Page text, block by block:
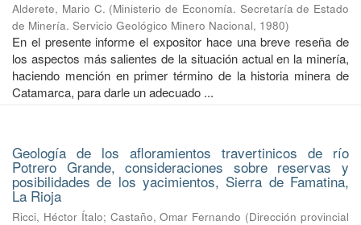
Alderete, Mario C. (Ministerio de Economía. Secretaría de Estado
de Minería. Servicio Geológico Minero Nacional, 1980)
En el presente informe el expositor hace una breve reseña de
los aspectos más salientes de la situación actual en la minería,
haciendo mención en primer término de la historia minera de
Catamarca, para darle un adecuado ...
Geología de los afloramientos travertinicos de río
Potrero Grande, consideraciones sobre reservas y
posibilidades de los yacimientos, Sierra de Famatina,
La Rioja
Ricci, Héctor Ítalo; Castaño, Omar Fernando (Dirección provincial